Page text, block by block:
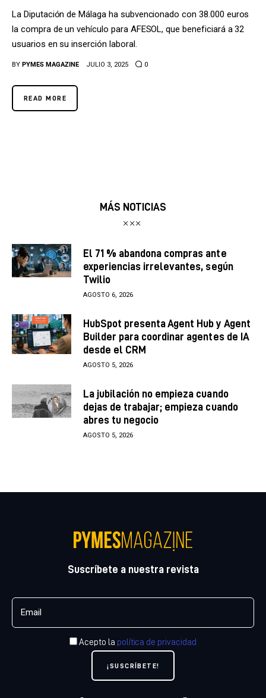
La Diputación de Málaga ha subvencionado con 38.000 euros
la compra de un vehículo para AFESOL, que beneficiará a 32
usuarios en su inserción laboral.
BY PYMES MAGAZINE JULIO 3, 2025 0
READ MORE
MÁS NOTICIAS
El 71 % abandona compras ante
experiencias irrelevantes, según
Twilio
AGOSTO 6, 2026
HubSpot presenta Agent Hub y Agent
Builder para coordinar agentes de IA
desde el CRM
AGOSTO 5, 2026
La jubilación no empieza cuando
dejas de trabajar; empieza cuando
abres tu negocio
AGOSTO 5, 2026
Suscríbete a nuestra revista
Acepto la política de privacidad